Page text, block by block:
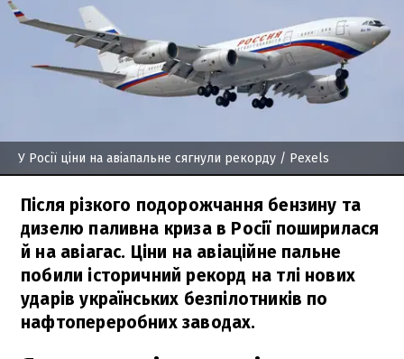
У Росії ціни на авіапальне сягнули рекорду / Рexels
Після різкого подорожчання бензину та
дизелю паливна криза в Росії поширилася
й на авіагас. Ціни на авіаційне пальне
побили історичний рекорд на тлі нових
ударів українських безпілотників по
нафтопереробних заводах.